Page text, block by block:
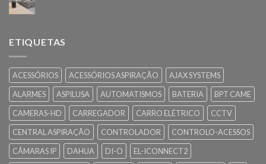
ETIQUETAS
ACESSÓRIOS ACESSÓRIOS ASPIRAÇÃO
AJAX SYSTEMS
ALARMES
ASPILUSA AUTOMATISMOS BATERIA
BPT CAME
CAMERAS-HD
CARREGADOR CARRO ELÉTRICO
CCTV
CENTRAL ASPIRAÇÃO
CONTROLADOR
CONTROLO-ACESSOS
CÂMARAS IP
DAHUA DI-O
EL-ICONNECT2